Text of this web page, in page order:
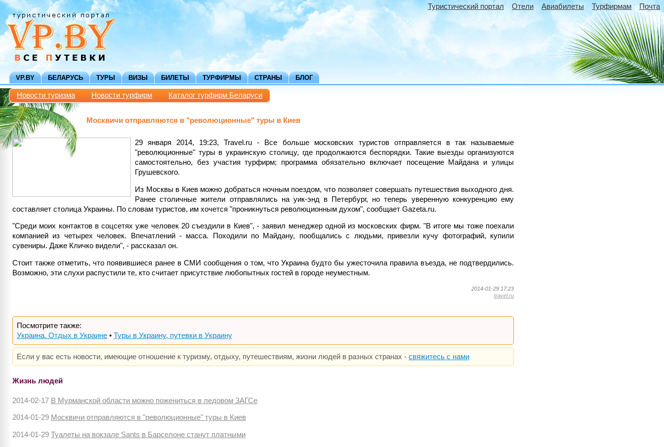
Туристический портал Отели Авиабилеты Турфирмам Почта
VP.BY БЕЛАРУСЬ ТУРЫ ВИЗЫ БИЛЕТЫ ТУРФИРМЫ СТРАНЫ БЛОГ
Новости туризма Новости турфирм Каталог турфирм Беларуси
Москвичи отправляются в "революционные" туры в Киев
29 января 2014, 19:23, Travel.ru - Все больше московских туристов отправляется в так называемые
"революционные" туры в украинскую столицу, где продолжаются беспорядки. Такие выезды организуются
самостоятельно, без участия турфирм; программа обязательно включает посещение Майдана и улицы
Грушевского.
Из Москвы в Киев можно добраться ночным поездом, что позволяет совершать путешествия выходного дня.
Ранее столичные жители отправлялись на уик-энд в Петербург, но теперь уверенную конкуренцию ему
составляет столица Украины. По словам туристов, им хочется "проникнуться революционным духом", сообщает Gazeta.ru.
"Среди моих контактов в соцсетях уже человек 20 съездили в Киев", - заявил менеджер одной из московских фирм. "В итоге мы тоже поехали
компанией из четырех человек. Впечатлений - масса. Походили по Майдану, пообщались с людьми, привезли кучу фотографий, купили
сувениры. Даже Кличко видели", - рассказал он.
Стоит также отметить, что появившиеся ранее в СМИ сообщения о том, что Украина будто бы ужесточила правила въезда, не подтвердились.
Возможно, эти слухи распустили те, кто считает присутствие любопытных гостей в городе неуместным.
2014-01-29 17:23
travel.ru
Посмотрите также:
Украина. Отдых в Украине • Туры в Украину, путевки в Украину
Если у вас есть новости, имеющие отношение к туризму, отдыху, путешествиям, жизни людей в разных странах - свяжитесь с нами
Жизнь людей
2014-02-17 В Мурманской области можно пожениться в ледовом ЗАГСе
2014-01-29 Москвичи отправляются в "революционные" туры в Киев
2014-01-29 Туалеты на вокзале Sants в Барселоне станут платными